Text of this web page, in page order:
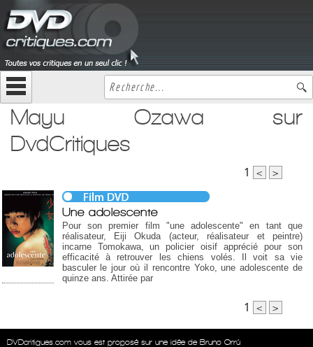
Mayu Ozawa sur
DvdCritiques
1 < >
Une adolescente
Pour son premier film "une adolescente" en tant que
réalisateur, Eiji Okuda (acteur, réalisateur et peintre)
incarne Tomokawa, un policier oisif apprécié pour son
efficacité à retrouver les chiens volés. Il voit sa vie
basculer le jour où il rencontre Yoko, une adolescente de
quinze ans. Attirée par
1 < >
DVDcritiques.com vous est proposé sur une idée de Bruno Orrú